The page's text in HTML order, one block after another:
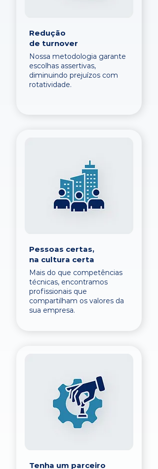
Redução
de turnover
Nossa metodologia garante
escolhas assertivas,
diminuindo prejuízos com
rotatividade.
Pessoas certas,
na cultura certa
Mais do que competências
técnicas, encontramos
profissionais que
compartilham os valores da
sua empresa.
Tenha um parceiro